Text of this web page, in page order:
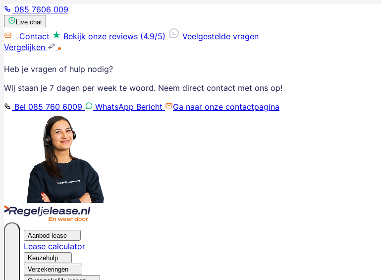
085 7606 009
Live chat
Contact Bekijk onze reviews (4.9/5)
Veelgestelde vragen
Vergelijken
Heb je vragen of hulp nodig?
Wij staan je 7 dagen per week te woord. Neem direct contact met ons op!
Bel 085 760 6009
WhatsApp Bericht Ga naar onze contactpagina
Aanbod lease
Lease calculator
Keuzehulp
Verzekeringen